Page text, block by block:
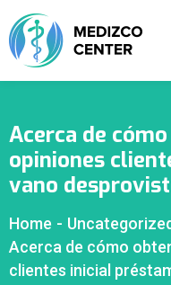
Acerca de
opiniones
vano
Home - Uncategorized
Acerca de cómo
clientes inicial